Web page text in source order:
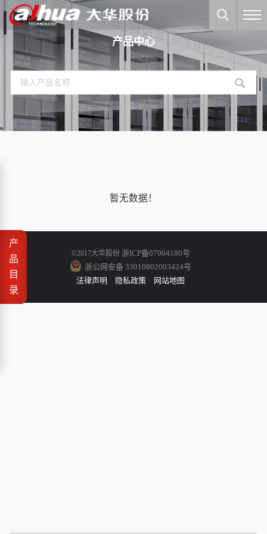
产品中心
产
品
目
录
暂无数据！
©2017大华股份 浙ICP备07004180号
浙公网安备 33010802003424号
法律声明
隐私政策 网站地图